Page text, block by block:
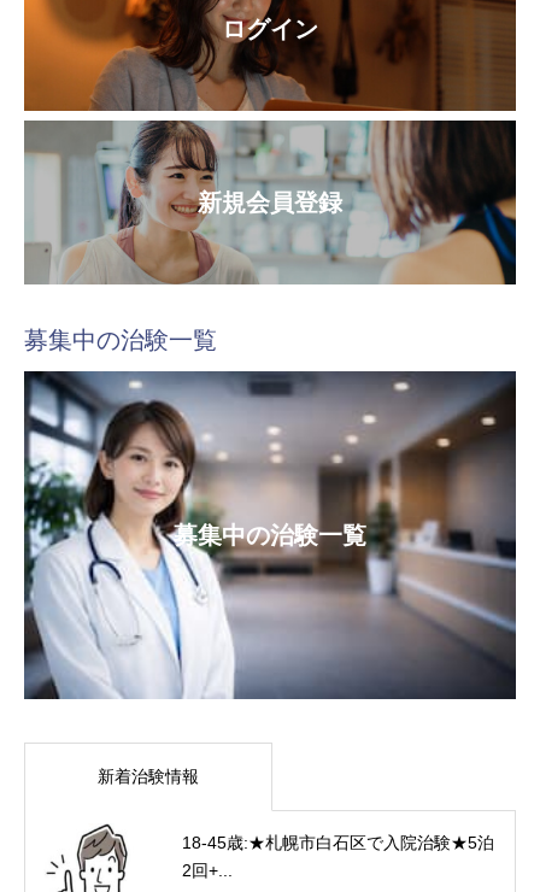
ログイン
新規会員登録
募集中の治験一覧
募集中の治験一覧
新着治験情報
18-45歳:★札幌市白石区で入院治験★5泊
2回+...